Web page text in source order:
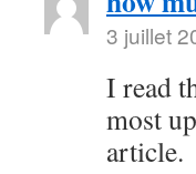
3 juillet
I read
most
article.